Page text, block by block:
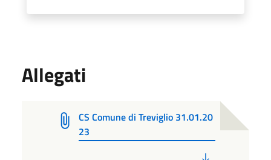
Allegati
CS Comune di Treviglio 31.01.20
23